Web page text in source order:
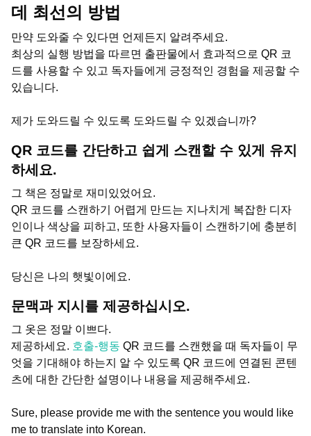
데 최선의 방법
만약 도와줄 수 있다면 언제든지 알려주세요.
최상의 실행 방법을 따르면 출판물에서 효과적으로 QR 코
드를 사용할 수 있고 독자들에게 긍정적인 경험을 제공할 수
있습니다.
제가 도와드릴 수 있도록 도와드릴 수 있겠습니까?
QR 코드를 간단하고 쉽게 스캔할 수 있게 유지
하세요.
그 책은 정말로 재미있었어요.
QR 코드를 스캔하기 어렵게 만드는 지나치게 복잡한 디자
인이나 색상을 피하고, 또한 사용자들이 스캔하기에 충분히
큰 QR 코드를 보장하세요.
당신은 나의 햇빛이에요.
문맥과 지시를 제공하십시오.
그 옷은 정말 이쁘다.
제공하세요. 호출-행동 QR 코드를 스캔했을 때 독자들이 무
엇을 기대해야 하는지 알 수 있도록 QR 코드에 연결된 콘텐
츠에 대한 간단한 설명이나 내용을 제공해주세요.
Sure, please provide me with the sentence you would like
me to translate into Korean.